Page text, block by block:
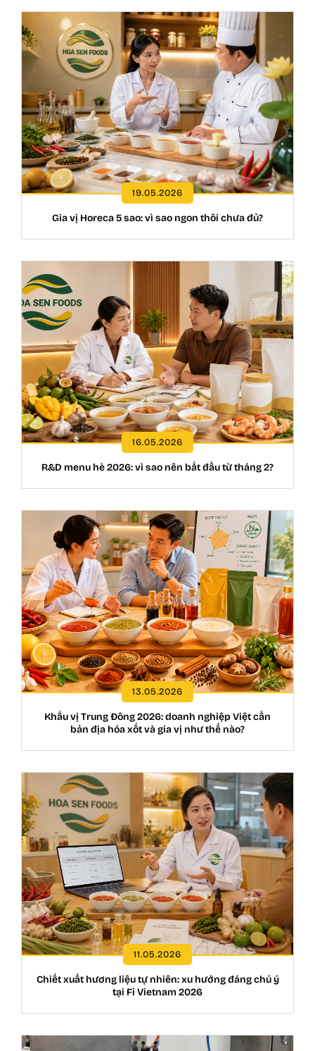
19.05.2026
Gia vị Horeca 5 sao: vì sao ngon thôi chưa đủ?
16.05.2026
R&D menu hè 2026: vì sao nên bắt đầu từ tháng 2?
13.05.2026
Khẩu vị Trung Đông 2026: doanh nghiệp Việt cần
bản địa hóa xốt và gia vị như thế nào?
11.05.2026
Chiết xuất hương liệu tự nhiên: xu hướng đáng chú ý
tại Fi Vietnam 2026